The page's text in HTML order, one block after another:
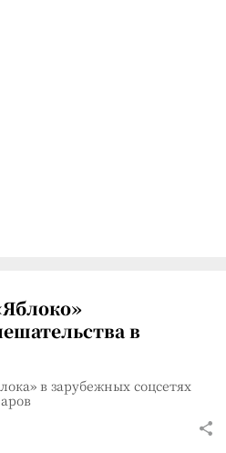
в
в зарубежных соцсетях